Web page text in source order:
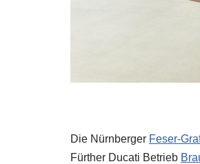
Die Nürnberger Feser-
Fürther Ducati Betrieb